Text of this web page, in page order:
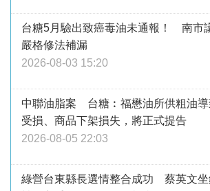
台糖5月驗出致癌毒油未通報！ 南市
嚴格修法補漏
2026-08-03 15:20
中聯油脂案 台糖︰福懋油所供粗油導
受損、商品下架損失，將正式提告
2026-08-05 22:03
綠營台東縣長選情整合成功 蔡英文坐